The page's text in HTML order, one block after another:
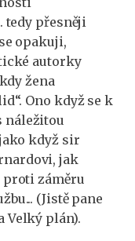
tedy přesněji
opakuji,
autorky
žena
Ono když se k
náležitou
když sir
jak
záměru
(Jistě pane
Velký plán).